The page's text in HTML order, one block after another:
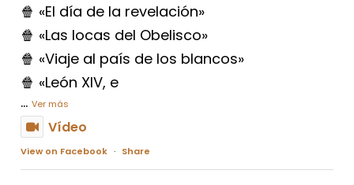
🍿 «El día de la revelación»
🍿 «Las locas del Obelisco»
🍿 «Viaje al país de los blancos»
🍿 «León XIV, e
... Ver más
Vídeo
View on Facebook · Share